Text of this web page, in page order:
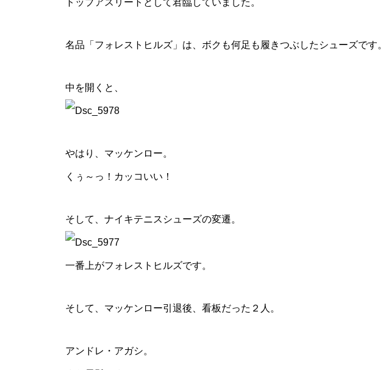
トップアスリートとして君臨していました。
名品「フォレストヒルズ」は、ボクも何足も履きつぶしたシューズです。
中を開くと、
やはり、マッケンロー。
くぅ～っ！カッコいい！
そして、ナイキテニスシューズの変遷。
一番上がフォレストヒルズです。
そして、マッケンロー引退後、看板だった２人。
アンドレ・アガシ。